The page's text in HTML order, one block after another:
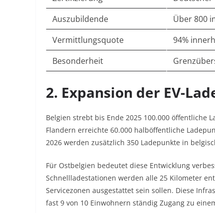
Auszubildende
Über 800
Vermittlungsquote
94%
Besonderheit
2. Expansion der EV-
Belgien strebt bis Ende 2025 100.000 öffentliche
Flandern erreichte 60.000 halböffentliche
2026 werden zusätzlich 350 Ladepunkte in
Für Ostbelgien bedeutet diese Entwicklung
Schnellladestationen werden alle 25 Kilometer
Servicezonen ausgestattet sein sollen. Diese
fast 9 von 10 Einwohnern ständig Zugang zu